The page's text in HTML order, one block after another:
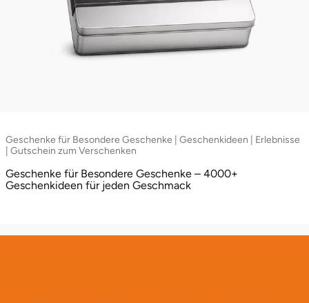
Geschenke für Besondere Geschenke | Geschenkideen | Erlebnisse
| Gutschein zum Verschenken
Geschenke für Besondere Geschenke – 4000+
Geschenkideen für jeden Geschmack